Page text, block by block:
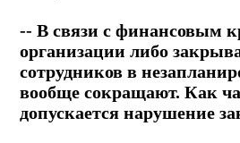
-- В связи с финансовым
организации либо
сотрудников в
вообще сокращают. Как
допускается нарушение